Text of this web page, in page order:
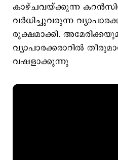
കാഴ്ചവയ്ക്കുന്ന
വർധിച്ചുവരുന്ന
രൂക്ഷമാക്കി.
വ്യാപാരക്കരാറിൽ
വഷളാക്കുന്നു